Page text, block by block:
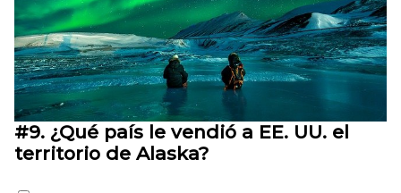
#9. ¿Qué país le vendió a EE. UU. el
territorio de Alaska?